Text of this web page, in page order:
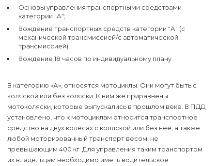
Основы управления транспортными средствами
категории "А";
Вождение транспортных средств категории "А" (с
механической трансмиссией/с автоматической
трансмиссией).
Вождение 18 часов по индивидуальному плану.
В категорию «А», относятся мотоциклы. Они могут быть с
коляской или без коляски. К ним же приравнены
мотоколяски, которые выпускались в прошлом веке. В ПДД
установлено, что к мотоциклам относится транспортное
средство на двух колёсах с коляской или без неё, а также
любой моторизованный транспорт весом, не
превышающим 400 кг. Для управления таким транспортом
их владельцам необходимо иметь водительское